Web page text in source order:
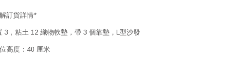
訂貨詳情*
，粘土 12 織物軟墊，帶 3 個靠墊，L型沙發
高度：40 厘米